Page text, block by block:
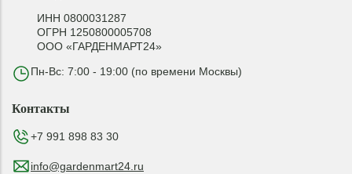
ИНН 0800031287
ОГРН 1250800005708
ООО «ГАРДЕНМАРТ24»
Пн-Вс: 7:00 - 19:00 (по времени Москвы)
Контакты
+7 991 898 83 30
info@gardenmart24.ru